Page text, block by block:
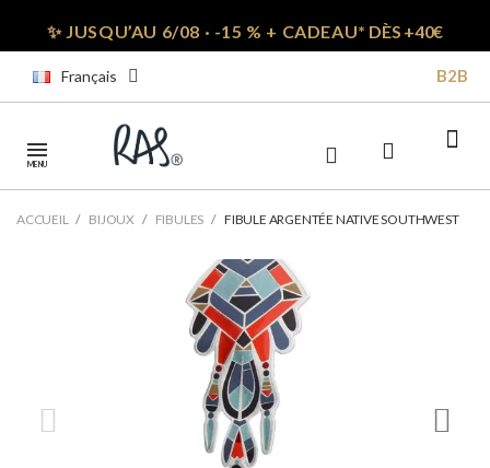
✨ JUSQU’AU 6/08 · -15 % + CADEAU* DÈS +40€
Français B2B
MENU
ACCUEIL BIJOUX FIBULES FIBULE ARGENTÉE NATIVE SOUTHWEST